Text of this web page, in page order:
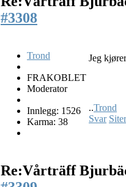
#3308
Trond
FRAKOBLET
Moderator
Innlegg: 1526
Karma: 38
Jeg
..Trond
Svar Siter
Re:Vårträff